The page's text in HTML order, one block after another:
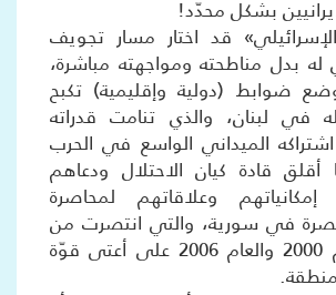
بشكل محدّد!
قد اختار مسار تجويف
له بدل مناطحته ومواجهته مباشرة،
ضوابط (دولية وإقليمية) تكبح
في لبنان، والذي تنامت قدراته
الميداني الواسع في الحرب
أقلق قادة كيان الاحتلال ودعاهم
وعلاقاتهم لمحاصرة
في سورية، والتي انتصرت من
قبل في العام 2000 والعام 2006 على أعتى قوّة